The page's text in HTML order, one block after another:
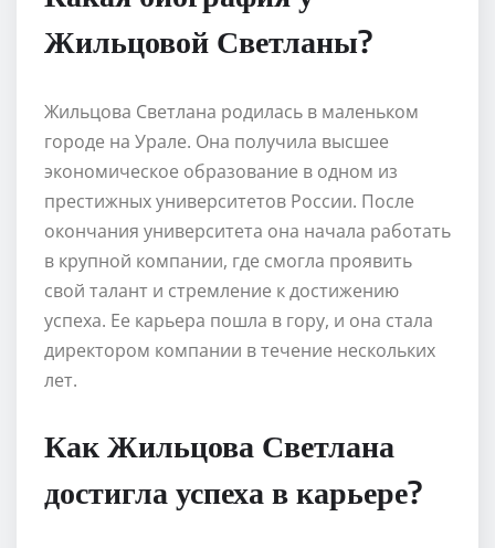
Жильцовой Светланы?
Жильцова Светлана родилась в маленьком
городе на Урале. Она получила высшее
экономическое образование в одном из
престижных университетов России. После
окончания университета она начала работать
в крупной компании, где смогла проявить
свой талант и стремление к достижению
успеха. Ее карьера пошла в гору, и она стала
директором компании в течение нескольких
лет.
Как Жильцова Светлана
достигла успеха в карьере?